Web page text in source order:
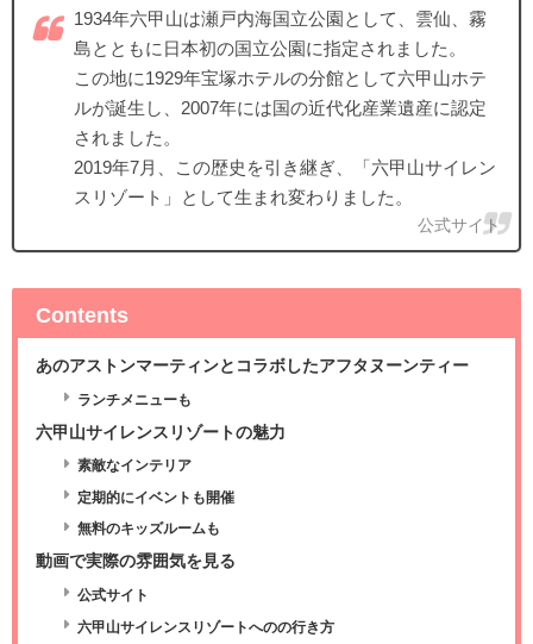
1934年六甲山は瀬戸内海国立公園として、雲仙、霧
島とともに日本初の国立公園に指定されました。
この地に1929年宝塚ホテルの分館として六甲山ホテ
ルが誕生し、2007年には国の近代化産業遺産に認定
されました。
2019年7月、この歴史を引き継ぎ、「六甲山サイレン
スリゾート」として生まれ変わりました。
公式サイト
Contents
あのアストンマーティンとコラボしたアフタヌーンティー
ランチメニューも
六甲山サイレンスリゾートの魅力
素敵なインテリア
定期的にイベントも開催
無料のキッズルームも
動画で実際の雰囲気を見る
公式サイト
六甲山サイレンスリゾートへのの行き方